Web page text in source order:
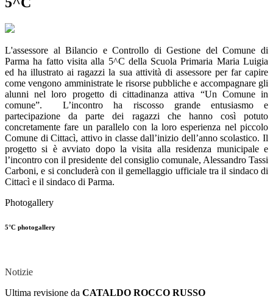
L'assessore al Bilancio e Controllo di Gestione del Comune di
Parma ha fatto visita alla 5^C della Scuola Primaria Maria Luigia
ed ha illustrato ai ragazzi la sua attività di assessore per far capire
come vengono amministrate le risorse pubbliche e accompagnare gli
alunni nel loro progetto di cittadinanza attiva “Un Comune in
comune”. L’incontro ha riscosso grande entusiasmo e
partecipazione da parte dei ragazzi che hanno così potuto
concretamente fare un parallelo con la loro esperienza nel piccolo
Comune di Cittacì, attivo in classe dall’inizio dell’anno scolastico. Il
progetto si è avviato dopo la visita alla residenza municipale e
l’incontro con il presidente del consiglio comunale, Alessandro Tassi
Carboni, e si concluderà con il gemellaggio ufficiale tra il sindaco di
Cittacì e il sindaco di Parma.
Photogallery
5°C photogallery
Notizie
Ultima revisione da CATALDO ROCCO RUSSO